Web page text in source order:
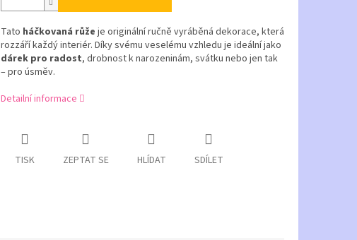
Tato háčkovaná růže je originální ručně vyráběná dekorace, která
rozzáří každý interiér. Díky svému veselému vzhledu je ideální jako
dárek pro radost, drobnost k narozeninám, svátku nebo jen tak
– pro úsměv.
Detailní informace
TISK ZEPTAT SE HLÍDAT SDÍLET